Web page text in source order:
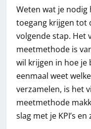
Weten wat je
toegang krijgen tot
volgende stap. Het
meetmethode is
wil krijgen in hoe je
eenmaal weet
verzamelen, is het
meetmethode
slag met je KPI’s